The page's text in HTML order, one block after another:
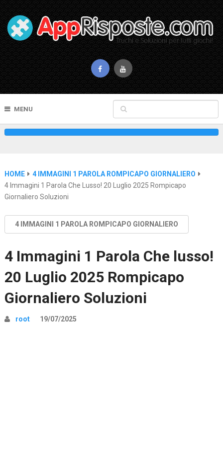
MENU
HOME
4 IMMAGINI 1 PAROLA ROMPICAPO GIORNALIERO
4 Immagini 1 Parola Che Lusso! 20 Luglio 2025 Rompicapo
Giornaliero Soluzioni
4 IMMAGINI 1 PAROLA ROMPICAPO GIORNALIERO
4 Immagini 1 Parola Che lusso!
20 Luglio 2025 Rompicapo
Giornaliero Soluzioni
root 19/07/2025